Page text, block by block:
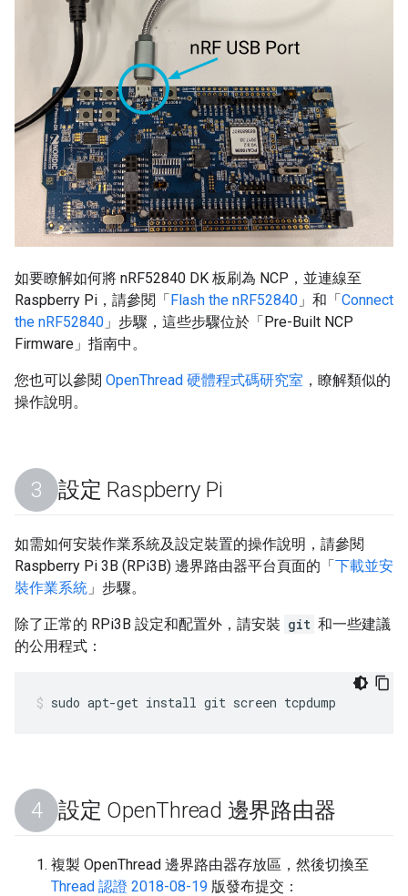
如要瞭解如何將 nRF52840 DK 板刷為 NCP，並連線至
Raspberry Pi，請參閱「Flash the nRF52840 」和「Connect
the nRF52840 」步驟，這些步驟位於「Pre-Built NCP
Firmware」指南中。
您也可以參閱 OpenThread 硬體程式碼研究室 ，瞭解類似的
操作說明。
設定 Raspberry Pi
如需如何安裝作業系統及設定裝置的操作說明，請參閱
Raspberry Pi 3B (RPi3B) 邊界路由器平台頁面的「下載並安
裝作業系統 」步驟。
除了正常的 RPi3B 設定和配置外，請安裝 git 和一些建議
的公用程式：
sudo apt-get install git screen tcpdump
設定 OpenThread 邊界路由器
複製 OpenThread 邊界路由器存放區，然後切換至
Thread 認證 2018-08-19 版發布提交：